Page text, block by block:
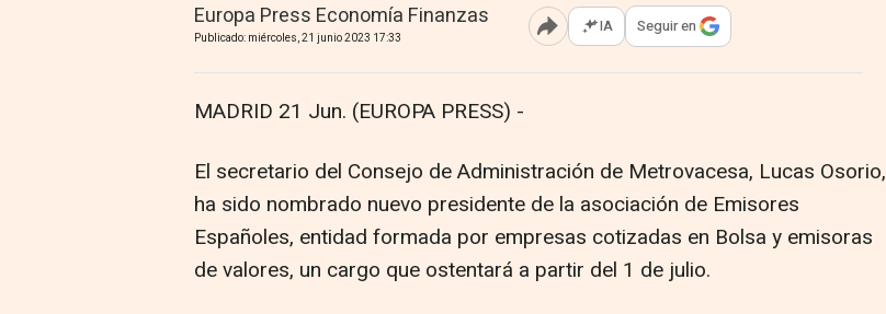
Europa Press Economía Finanzas
Publicado: miércoles, 21 junio 2023 17:33 Abrir opciones para compartir
IA Seguir en
MADRID 21 Jun. (EUROPA PRESS) -
El secretario del Consejo de Administración de Metrovacesa, Lucas Osorio,
ha sido nombrado nuevo presidente de la asociación de Emisores
Españoles, entidad formada por empresas cotizadas en Bolsa y emisoras
de valores, un cargo que ostentará a partir del 1 de julio.